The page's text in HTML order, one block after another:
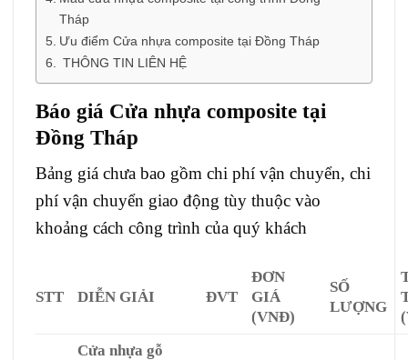
Tháp
Ưu điểm Cửa nhựa composite tại Đồng Tháp
THÔNG TIN LIÊN HỆ
Báo giá Cửa nhựa composite tại
Đồng Tháp
Bảng giá chưa bao gồm chi phí vận chuyển, chi
phí vận chuyển giao động tùy thuộc vào
khoảng cách công trình của quý khách
STT DIỄN GIẢI ĐVT
ĐƠN
GIÁ
(VNĐ)
SỐ
LƯỢNG
Cửa nhựa gỗ